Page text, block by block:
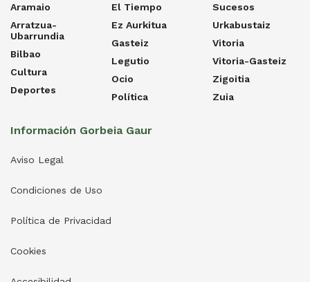
Aramaio
Arratzua-
Ubarrundia
Bilbao
Cultura
Deportes
El Tiempo
Ez Aurkitua
Gasteiz
Legutio
Ocio
Política
Sucesos
Urkabustaiz
Vitoria
Vitoria-Gasteiz
Zigoitia
Zuia
Información Gorbeia Gaur
Aviso Legal
Condiciones de Uso
Política de Privacidad
Cookies